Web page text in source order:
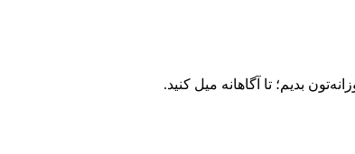
بدیم؛ تا آگاهانه میل کنید.